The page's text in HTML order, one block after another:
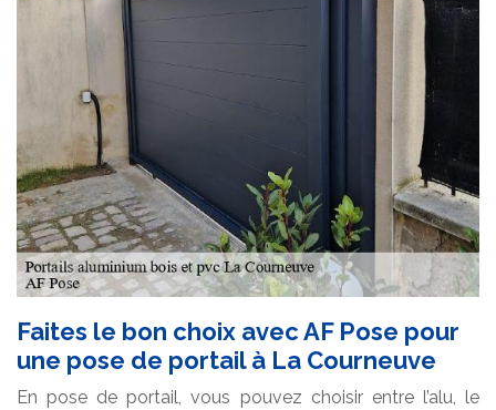
Faites le bon choix avec AF Pose pour
une pose de portail à La Courneuve
En pose de portail, vous pouvez choisir entre l’alu, le